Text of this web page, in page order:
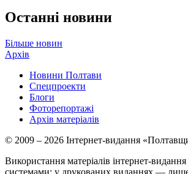
Останні новини
Більше новин
Архів
Новини Полтави
Спецпроекти
Блоги
Фоторепортажі
Архів матеріалів
© 2009 – 2026 Інтернет-видання
Використання матеріалів інтернет-
системами; у друкованих виданнях —